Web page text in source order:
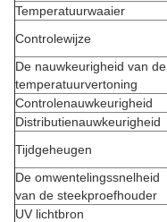
Temperatuurwaaier
Controlewijze
De nauwkeurigheid van de
temperatuurvertoning
Controlenauwkeurigheid
Distributienauwkeurigheid
Tijdgeheugen
De omwentelingssnelheid
van de steekproefhouder
UV lichtbron